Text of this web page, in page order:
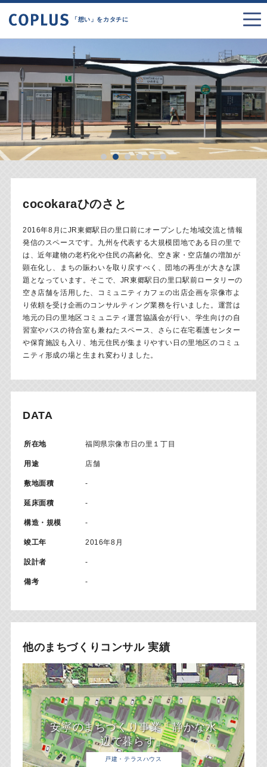
「想い」をカタチに
cocokaraひのさと
2016年8月にJR東郷駅日の里口前にオープンした地域交流と情報
発信のスペースです。九州を代表する大規模団地である日の里で
は、近年建物の老朽化や住民の高齢化、空き家・空店舗の増加が
顕在化し、まちの賑わいを取り戻すべく、団地の再生が大きな課
題となっています。そこで、JR東郷駅日の里口駅前ロータリーの
空き店舗を活用した、コミュニティカフェの出店企画を宗像市よ
り依頼を受け企画のコンサルティング業務を行いました。運営は
地元の日の里地区コミュニティ運営協議会が行い、学生向けの自
習室やバスの待合室も兼ねたスペース、さらに在宅看護センター
や保育施設も入り、地元住民が集まりやすい日の里地区のコミュ
ニティ形成の場と生まれ変わりました。
DATA
所在地 福岡県宗像市日の里１丁目
用途 店舗
敷地面積 -
延床面積 -
構造・規模 -
竣工年 2016年8月
設計者 -
備考 -
他のまちづくりコンサル 実績
安寧のまちづくり事業「静かな水
辺で暮らす」
戸建・テラスハウス